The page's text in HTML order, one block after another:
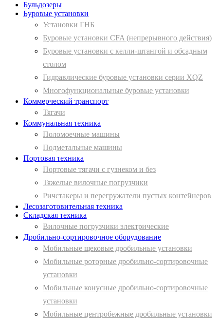
Бульдозеры
Буровые установки
Установки ГНБ
Буровые установки CFA (непрерывного действия)
Буровые установки с келли-штангой и обсадным
столом
Гидравлические буровые установки серии XQZ
Многофункциональные буровые установки
Коммерческий транспорт
Тягачи
Коммунальная техника
Поломоечные машины
Подметальные машины
Портовая техника
Портовые тягачи с гузнеком и без
Тяжелые вилочные погрузчики
Ричстакеры и перегружатели пустых контейнеров
Лесозаготовительная техника
Складская техника
Вилочные погрузчики электрические
Дробильно-сортировочное оборудование
Мобильные щековые дробильные установки
Мобильные роторные дробильно-сортировочные
установки
Мобильные конусные дробильно-сортировочные
установки
Мобильные центробежные дробильные установки